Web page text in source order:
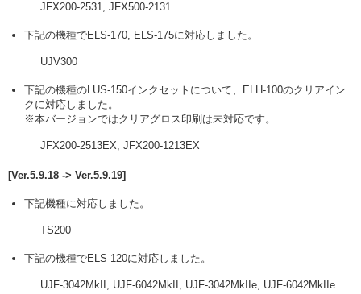
JFX200-2531, JFX500-2131
下記の機種でELS-170, ELS-175に対応しました。
UJV300
下記の機種のLUS-150インクセットについて、ELH-100のクリアイン
クに対応しました。
※本バージョンではクリアグロス印刷は未対応です。
JFX200-2513EX, JFX200-1213EX
[Ver.5.9.18 -> Ver.5.9.19]
下記機種に対応しました。
TS200
下記の機種でELS-120に対応しました。
UJF-3042MkII, UJF-6042MkII, UJF-3042MkIIe, UJF-6042MkIIe